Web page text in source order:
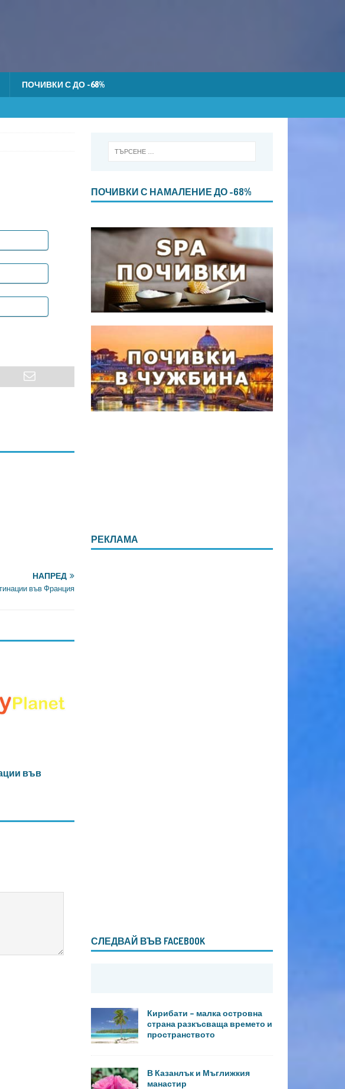
ПОЧИВКИ С ДО -68%
НАПРЕД
във Франция
във
ПОЧИВКИ С НАМАЛЕНИЕ ДО -68%
РЕКЛАМА
СЛЕДВАЙ ВЪВ FACEBOOK
Кирибати – малка островна
страна разкъсваща времето и
пространството
В Казанлък и Мъглижкия
манастир